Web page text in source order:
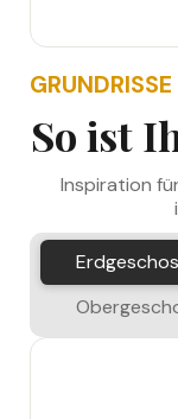
GRUNDRISSE
So ist
Inspiration